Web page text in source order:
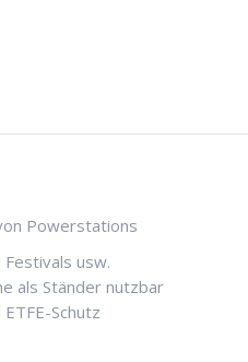
Powerstations
usw.
als Ständer nutzbar
Schutz